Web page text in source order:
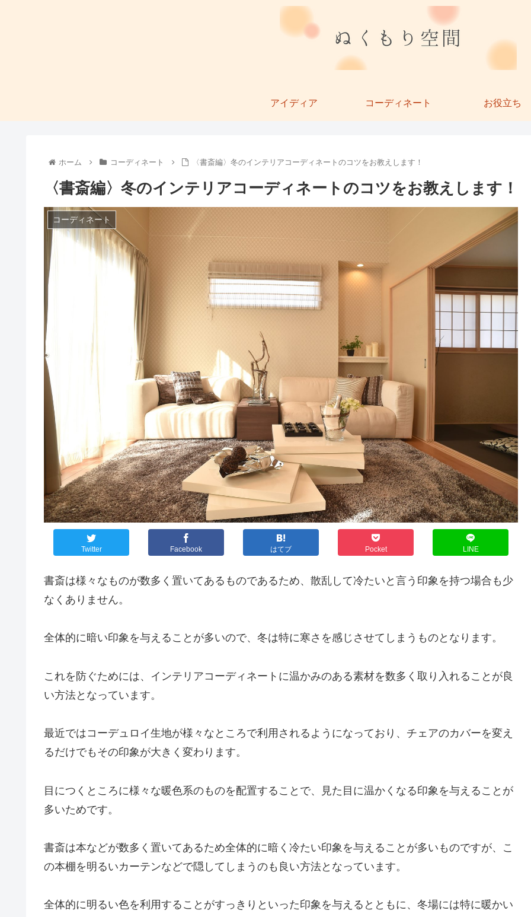
アイディア コーディネート お役立ち
ホーム コーディネート 〈書斎編〉冬のインテリアコーディネートのコツをお教えします！
〈書斎編〉冬のインテリアコーディネートのコツをお教えします！
コーディネート
Twitter Facebook はてブ Pocket LINE
書斎は様々なものが数多く置いてあるものであるため、散乱して冷たいと言う印象を持つ場合も少
なくありません。
全体的に暗い印象を与えることが多いので、冬は特に寒さを感じさせてしまうものとなります。
これを防ぐためには、インテリアコーディネートに温かみのある素材を数多く取り入れることが良
い方法となっています。
最近ではコーデュロイ生地が様々なところで利用されるようになっており、チェアのカバーを変え
るだけでもその印象が大きく変わります。
目につくところに様々な暖色系のものを配置することで、見た目に温かくなる印象を与えることが
多いためです。
書斎は本などが数多く置いてあるため全体的に暗く冷たい印象を与えることが多いものですが、こ
の本棚を明るいカーテンなどで隠してしまうのも良い方法となっています。
全体的に明るい色を利用することがすっきりといった印象を与えるとともに、冬場には特に暖かい